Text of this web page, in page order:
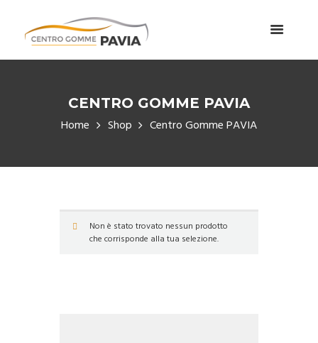
CENTRO GOMME PAVIA
Home Shop Centro Gomme PAVIA
Non è stato trovato nessun prodotto
che corrisponde alla tua selezione.